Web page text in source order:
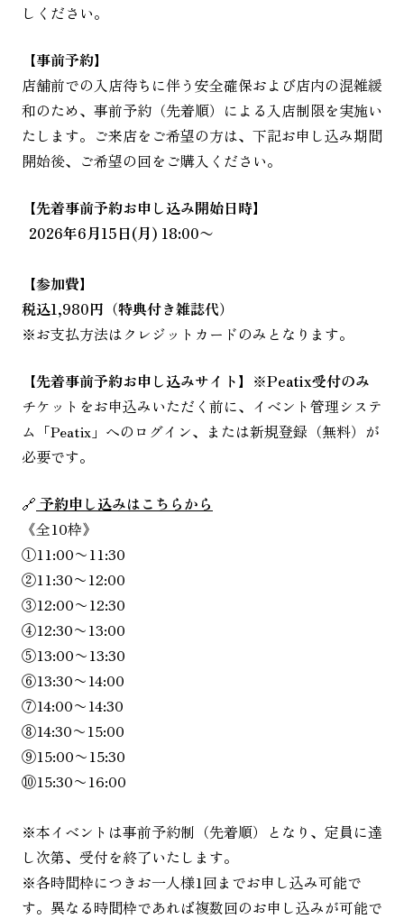
しください。
【事前予約】
店舗前での入店待ちに伴う安全確保および店内の混雑緩
和のため、事前予約（先着順）による入店制限を実施い
たします。ご来店をご希望の方は、下記お申し込み期間
開始後、ご希望の回をご購入ください。
【先着事前予約お申し込み開始日時】
2026年6月15日(月) 18:00〜
【参加費】
税込1,980円（特典付き雑誌代）
※お支払方法はクレジットカードのみとなります。
【先着事前予約お申し込みサイト】※Peatix受付のみ
チケットをお申込みいただく前に、イベント管理システ
ム「Peatix」へのログイン、または新規登録（無料）が
必要です。
🔗 予約申し込みはこちらから
《全10枠》
①11:00〜11:30
②11:30〜12:00
③12:00〜12:30
④12:30〜13:00
⑤13:00〜13:30
⑥13:30〜14:00
⑦14:00〜14:30
⑧14:30〜15:00
⑨15:00〜15:30
⑩15:30〜16:00
※本イベントは事前予約制（先着順）となり、定員に達
し次第、受付を終了いたします。
※各時間枠につきお一人様1回までお申し込み可能で
す。異なる時間枠であれば複数回のお申し込みが可能で